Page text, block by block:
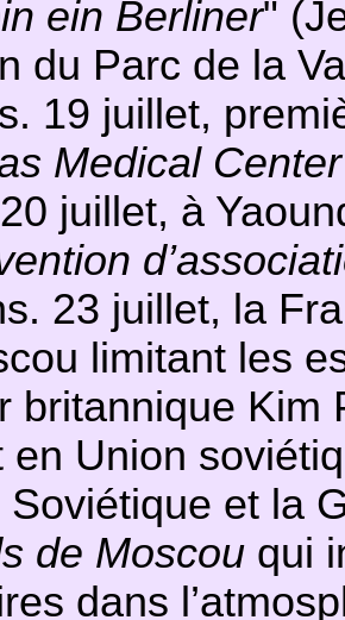
ein Berliner"
du Parc de la
19 juillet,
Medical Center
juillet, à
23 juillet, la
limitant les
britannique Kim
en Union
Soviétique et la
de Moscouqui
dans